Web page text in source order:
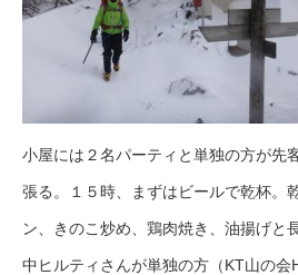
小屋には２名パーティと単独の方が先
張る。１５時、まずはビールで乾杯。
ン、きのこ炒め、鶏肉焼き、油揚げと
中ヒルティさんが単独の方（KT山の会